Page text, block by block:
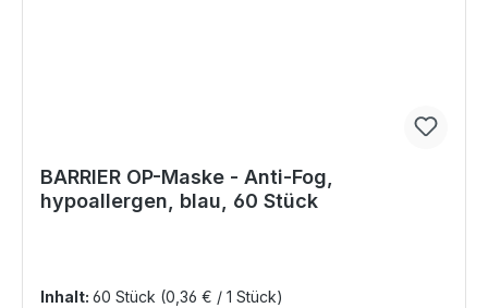
BARRIER OP-Maske - Anti-Fog,
hypoallergen, blau, 60 Stück
Inhalt: 60 Stück (0,36 € / 1 Stück)